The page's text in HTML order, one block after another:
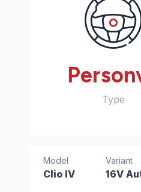
Type
Model
Clio IV
Variant
16V